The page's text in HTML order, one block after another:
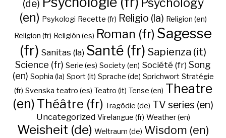
(de)
Psychology
(en) Psykologi Recette (fr) Religio (la) Religion (en)
Religion (fr) Religión (es) Roman (fr) Sagesse
(fr) Sanitas (la) Santé (fr) Sapienza (it)
Science (fr) Serie (es) Society (en) Société (fr) Song
(en) Sophia (la) Sport (it) Sprache (de) Sprichwort Stratégie
(fr) Svenska teatro (es) Teatro (it) Tense (en) Theatre
(en) Théâtre (fr) Tragödie (de) TV series (en)
Uncategorized Virelangue (fr) Weather (en)
Weisheit (de) Weltraum (de) Wisdom (en)